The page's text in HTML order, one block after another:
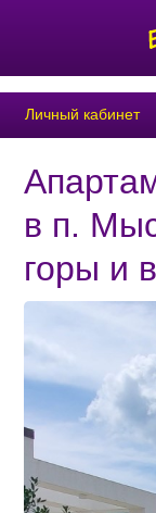
Личный кабинет
в п.
горы и